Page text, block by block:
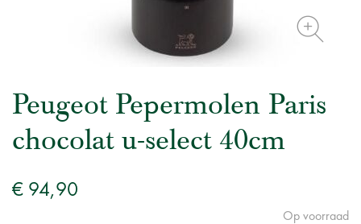
Peugeot Pepermolen Paris
chocolat u-select 40cm
€ 94,90
Op voorraad